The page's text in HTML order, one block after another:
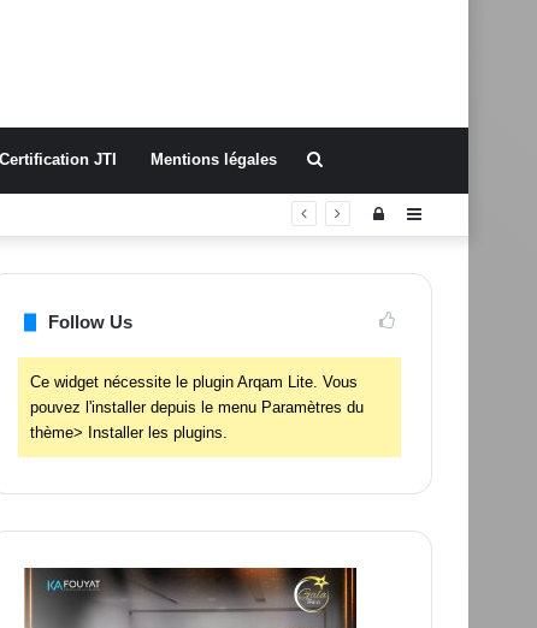
Certification JTI Mentions légales
Sidebar
Connexion
Follow Us
Ce widget nécessite le plugin Arqam Lite. Vous
pouvez l'installer depuis le menu Paramètres du
thème> Installer les plugins.